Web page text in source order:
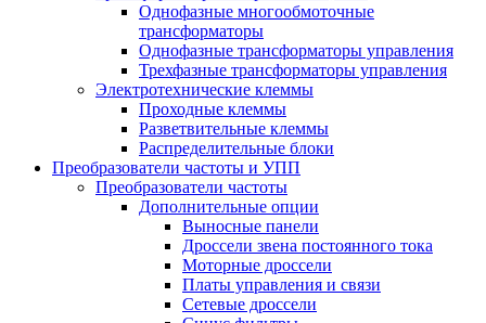
Однофазные многообмоточные
трансформаторы
Однофазные трансформаторы управления
Трехфазные трансформаторы управления
Электротехнические клеммы
Проходные клеммы
Разветвительные клеммы
Распределительные блоки
Преобразователи частоты и УПП
Преобразователи частоты
Дополнительные опции
Выносные панели
Дроссели звена постоянного тока
Моторные дроссели
Платы управления и связи
Сетевые дроссели